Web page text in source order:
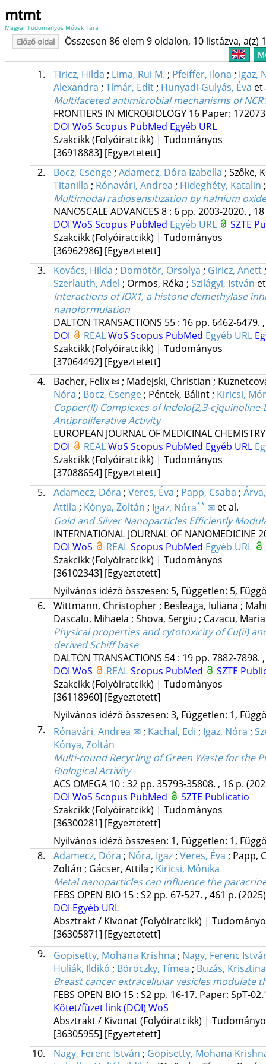
mtmt
Magyar Tudományos Művek Tára
Előző oldal Összesen 86 elem 9 oldalon, 10 listázva, a(z)
1. Tiricz, Hilda ; Lima, Rui M. ; Pfeiffer, Ilona ; Igaz,
Alexandra ; Tímár, Edit; Hunyadi-Gulyás, Éva et
Multifaceted antimicrobial mechanisms of
FRONTIERS IN MICROBIOLOGY 16 Paper:
DOI WoS Scopus PubMed Egyéb URL
Szakcikk (Folyóiratcikk) | Tudományos
[36918883] [Egyeztetett]
2.
Bocz, Csenge; Adamecz, Dóra Izabella ; Szőke,
Titanilla ; Rónavári, Andrea ; Hideghéty, Katalin
Multimodal radiosensitization by hafnium
NANOSCALE ADVANCES 8: 6 pp. 2003-2020. ,
DOI WoS Scopus PubMed Egyéb URL
SZTE
Szakcikk (Folyóiratcikk) | Tudományos
[36962986] [Egyeztetett]
3.
Kovács, Hilda ; Dömötör, Orsolya ; Giricz, Anett
Szerlauth, Adel ; Ormos, Réka ; Szilágyi, István
Interactions of IOX1, a histone demethylase
nanoformulation
DALTON TRANSACTIONS 55: 16 pp. 6462-6479.
DOI
REALWoS Scopus PubMed Egyéb URL
Szakcikk (Folyóiratcikk) | Tudományos
[37064492] [Egyeztetett]
4.
Bacher, Felix ✉; Madejski, Christian ;
Nóra ; Bocz, Csenge; Péntek, Bálint; Kiricsi,
Copper(II) Complexes of Indolo[2,3-
Antiproliferative Activity
EUROPEAN JOURNAL OF MEDICINAL CHEMISTRY
DOI
REALWoS Scopus PubMed Egyéb URL
Szakcikk (Folyóiratcikk) | Tudományos
[37088654] [Egyeztetett]
5.
Adamecz, Dóra ; Veres, Éva ; Papp, Csaba ;
Attila ; Kónya, Zoltán ; Igaz, Nóra**✉ et al.
Gold and Silver Nanoparticles Efficiently
INTERNATIONAL JOURNAL OF NANOMEDICINE
DOI WoS REALScopus PubMed Egyéb URL
Szakcikk (Folyóiratcikk) | Tudományos
[36102343] [Egyeztetett]
Nyilvános idéző összesen: 5, Független: 5,
6.
Wittmann, Christopher ; Besleaga, Iuliana ;
Dascalu, Mihaela ; Shova, Sergiu ; Cazacu,
Physical properties and cytotoxicity of Cu(ii)
derived Schiff base
DALTON TRANSACTIONS 54: 19 pp. 7882-7898.
DOI WoS REALScopus PubMed
SZTE
Szakcikk (Folyóiratcikk) | Tudományos
[36118960] [Egyeztetett]
Nyilvános idéző összesen: 3, Független: 1,
7.
Rónavári, Andrea ✉ ; Kachal, Edi ; Igaz, Nóra ;
Kónya, Zoltán
Multi-round Recycling of Green Waste for the
Biological Activity
ACS OMEGA 10: 32 pp. 35793-35808. , 16 p.
DOI WoS Scopus PubMed
SZTE Publicatio
Szakcikk (Folyóiratcikk) | Tudományos
[36300281] [Egyeztetett]
Nyilvános idéző összesen: 1, Független: 1,
8.
Adamecz, Dóra ; Nóra, Igaz ; Veres, Éva ; Papp,
Zoltán ; Gácser, Attila ; Kiricsi, Mónika
Metal nanoparticles can influence the
FEBS OPEN BIO 15: S2 pp. 67-527. , 461 p. (2025)
DOI Egyéb URL
Absztrakt / Kivonat (Folyóiratcikk) |
[36305871] [Egyeztetett]
9.
Gopisetty, Mohana Krishna ; Nagy, Ferenc
Huliák, Ildikó ; Böröczky, Tímea ; Buzás, Krisztina
Breast cancer extracellular vesicles modulate
FEBS OPEN BIO 15: S2 pp. 16-17. Paper: SpT-
Kötet/füzet link (DOI) WoS
Absztrakt / Kivonat (Folyóiratcikk) |
[36305955] [Egyeztetett]
10.
Nagy, Ferenc István ; Gopisetty, Mohana